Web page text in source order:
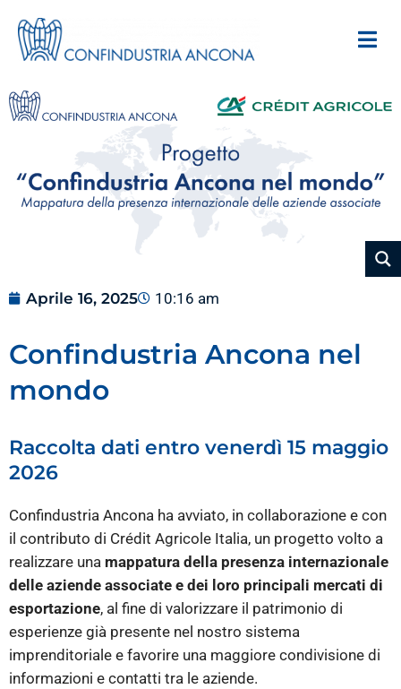
Aprile 16, 2025 10:16 am
Confindustria Ancona nel
mondo
Raccolta dati entro venerdì 15 maggio
2026
Confindustria Ancona ha avviato, in collaborazione e con
il contributo di Crédit Agricole Italia, un progetto volto a
realizzare una mappatura della presenza internazionale
delle aziende associate e dei loro principali mercati di
esportazione, al fine di valorizzare il patrimonio di
esperienze già presente nel nostro sistema
imprenditoriale e favorire una maggiore condivisione di
informazioni e contatti tra le aziende.